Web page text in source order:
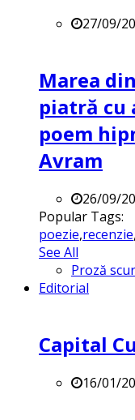
27/09/
Marea
piatră cu
poem
Avram
26/09/
Popular Tags:
poezie,recenzie,
See All
Proză
Editorial
Capital
16/01/